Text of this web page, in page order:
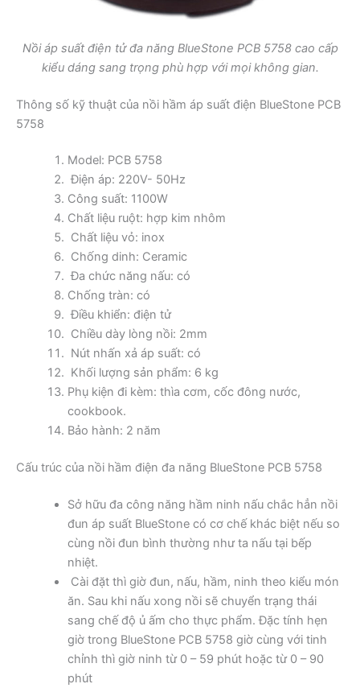
Nồi áp suất điện tử đa năng BlueStone PCB 5758 cao cấp
kiểu dáng sang trọng phù hợp với mọi không gian.
Thông số kỹ thuật của nồi hầm áp suất điện BlueStone PCB
5758
Model: PCB 5758
Điện áp: 220V- 50Hz
Công suất: 1100W
Chất liệu ruột: hợp kim nhôm
Chất liệu vỏ: inox
Chống dinh: Ceramic
Đa chức năng nấu: có
Chống tràn: có
Điều khiển: điện tử
Chiều dày lòng nồi: 2mm
Nút nhấn xả áp suất: có
Khối lượng sản phẩm: 6 kg
Phụ kiện đi kèm: thìa cơm, cốc đông nước,
cookbook.
Bảo hành: 2 năm
Cấu trúc của nồi hầm điện đa năng BlueStone PCB 5758
Sở hữu đa công năng hầm ninh nấu chắc hẳn nồi
đun áp suất BlueStone có cơ chế khác biệt nếu so
cùng nồi đun bình thường như ta nấu tại bếp
nhiệt.
Cài đặt thì giờ đun, nấu, hầm, ninh theo kiểu món
ăn. Sau khi nấu xong nồi sẽ chuyển trạng thái
sang chế độ ủ ấm cho thực phẩm. Đặc tính hẹn
giờ trong BlueStone PCB 5758 giờ cùng với tinh
chỉnh thì giờ ninh từ 0 – 59 phút hoặc từ 0 – 90
phút